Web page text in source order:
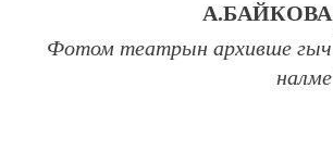
А.БАЙКОВА
Фотом театрын архивше гыч
налме